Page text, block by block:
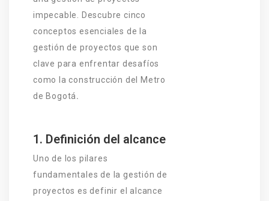
impecable. Descubre cinco
conceptos esenciales de la
gestión de proyectos que son
clave para enfrentar desafíos
como la construcción del Metro
de Bogotá.
1. Definición del alcance
Uno de los pilares
fundamentales de la gestión de
proyectos es definir el alcance